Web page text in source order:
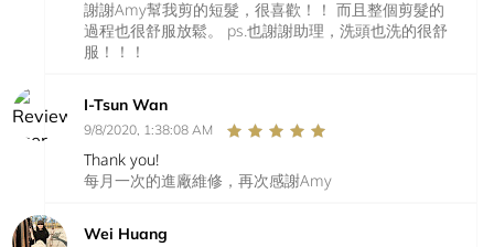
謝謝Amy幫我剪的短髮，很喜歡！！ 而且整個剪髮的
過程也很舒服放鬆。 ps.也謝謝助理，洗頭也洗的很舒
服！！！
I-Tsun Wan
9/8/2020, 1:38:08 AM
Thank you!
每月一次的進廠維修，再次感謝Amy
Wei Huang